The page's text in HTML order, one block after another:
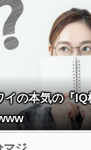
イの本気の『